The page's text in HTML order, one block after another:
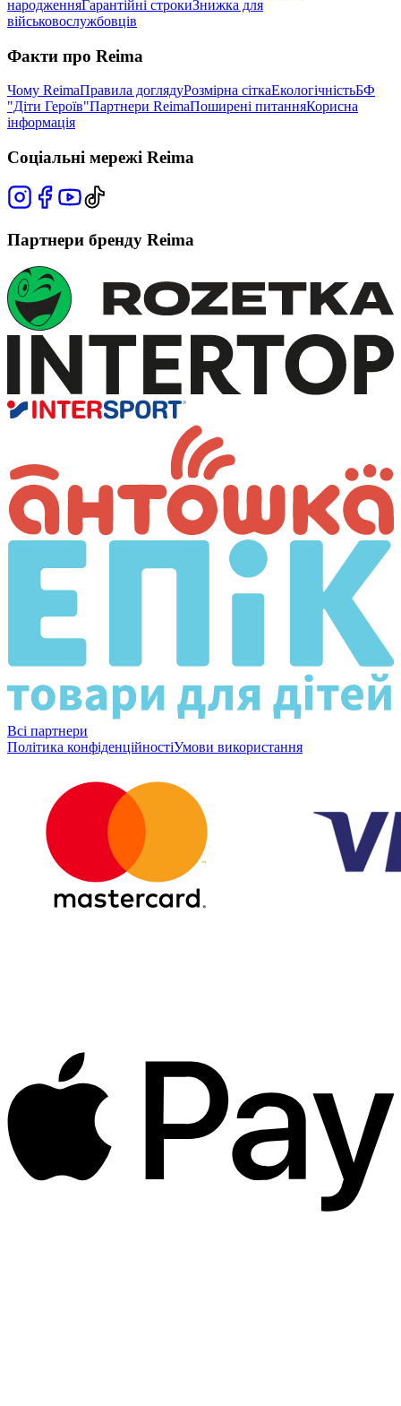
народженняГарантійні строкиЗнижка для
військовослужбовців
Факти про Reima
Чому ReimaПравила доглядуРозмірна сіткаЕкологічністьБФ
"Діти Героїв"Партнери ReimaПоширені питанняКорисна
інформація
Соціальні мережі Reima
Партнери бренду Reima
Всі партнери
Політика конфіденційностіУмови використання